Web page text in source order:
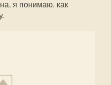
я понимаю, как